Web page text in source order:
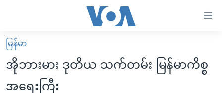
လွယ်ကူ
စေ
မူလစာမျက်နှာ
မြန်မာ
ကမ္ဘာ့သတင်းများ
မြန်မာ
အိုဘားမား ဒုတိယ သက်တမ်း မြန်မာကိစ္စ
အရေးကြီး